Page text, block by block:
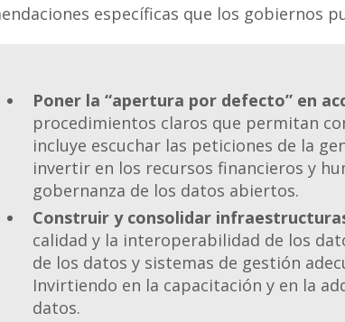
específicas que los gobiernos
Poner la “apertura por defecto” en
procedimientos claros que permitan
incluye escuchar las peticiones de la
invertir en los recursos financieros y
gobernanza de los datos abiertos.
Construir y consolidar
calidad y la interoperabilidad de los
de los datos y sistemas de gestión
Invirtiendo en la capacitación y en la
datos.